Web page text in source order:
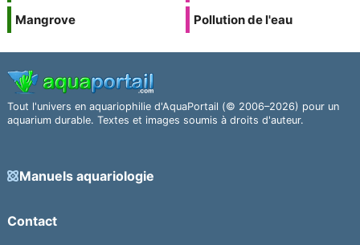
Mangrove
Pollution de l'eau
Tout l'univers en aquariophilie d'AquaPortail (© 2006–2026) pour un
aquarium durable. Textes et images soumis à droits d'auteur.
Manuels aquariologie
Contact